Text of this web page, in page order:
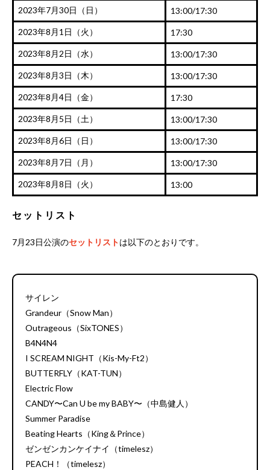
2023年7月30日（日） 13:00/17:30
2023年8月1日（火） 17:30
2023年8月2日（水） 13:00/17:30
2023年8月3日（木） 13:00/17:30
2023年8月4日（金） 17:30
2023年8月5日（土） 13:00/17:30
2023年8月6日（日） 13:00/17:30
2023年8月7日（月） 13:00/17:30
2023年8月8日（火） 13:00
セットリスト
7月23日公演のセットリストは以下のとおりです。
サイレン
Grandeur（Snow Man）
Outrageous（SixTONES）
B4N4N4
I SCREAM NIGHT（Kis-My-Ft2）
BUTTERFLY（KAT-TUN）
Electric Flow
CANDY〜Can U be my BABY〜（中島健人）
Summer Paradise
Beating Hearts（King＆Prince）
ゼンゼンカンケイナイ（timelesz）
PEACH！（timelesz）